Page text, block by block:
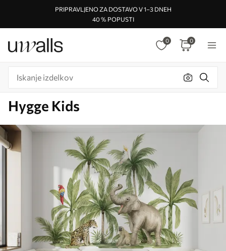
PRIPRAVLJENO ZA DOSTAVO V 1–3 DNEH
40 % POPUSTI
0 0
Hygge Kids